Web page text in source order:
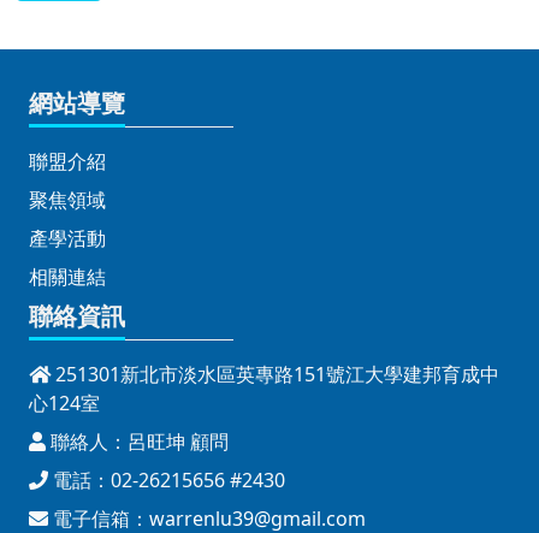
網站導覽
聯盟介紹
聚焦領域
產學活動
相關連結
聯絡資訊
251301新北市淡水區英專路151號江大學建邦育成中
心124室
聯絡人：呂旺坤 顧問
電話：02-26215656 #2430
電子信箱： warrenlu39@gmail.com